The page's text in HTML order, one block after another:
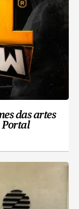
das artes
Portal